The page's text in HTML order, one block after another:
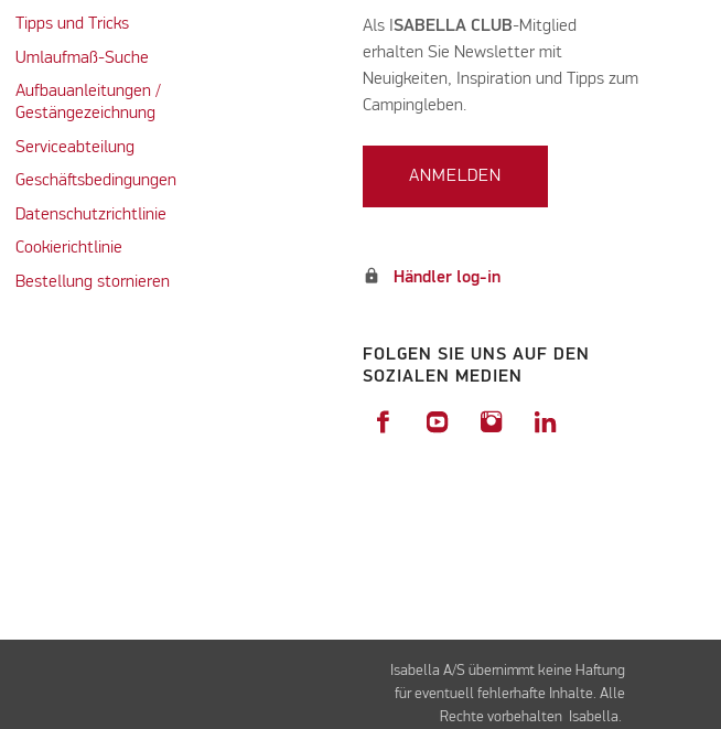
Tipps und Tricks
Umlaufmaß-Suche
Aufbauanleitungen /
Gestängezeichnung
Serviceabteilung
Geschäftsbedingungen
Datenschutzrichtlinie
Cookierichtlinie
Bestellung stornieren
Als ISABELLA CLUB-Mitglied
erhalten Sie Newsletter mit
Neuigkeiten, Inspiration und Tipps zum
Campingleben.
ANMELDEN
lock Händler log-in
FOLGEN SIE UNS AUF DEN
SOZIALEN MEDIEN
Isabella A/S übernimmt keine Haftung
für eventuell fehlerhafte Inhalte. Alle
Rechte vorbehalten Isabella.